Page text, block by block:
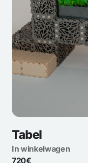
Tabel
In winkelwagen
720€